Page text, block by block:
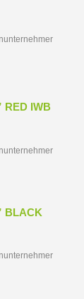
RED IWB
BLACK